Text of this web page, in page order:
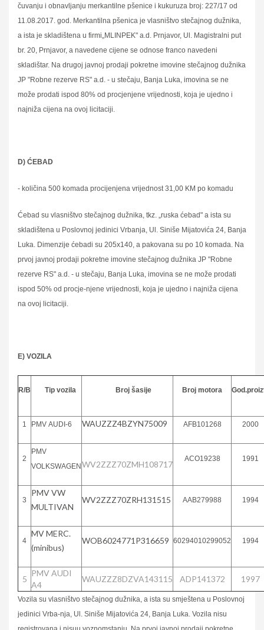
čuvanju i obnavljanju merkantilne pšenice i kukuruza broj: 227/17 od
11.08.2017. god. Merkantilna pšenica je vlasništvo stečajnog dužnika,
a ista je skladištena u firmi„MLINPEK" a.d. Prnjavor, Ul. Magistralni put
br. 20, Prnjavor, a navedene cijene se odnose franco navedeni
skladištar. Na drugoj javnoj prodaji pokretne imovine stečajnog dužnika
JP "Robne rezerve RS" a.d. - u stečaju, Banja Luka, imovina se ne
može prodati ispod 80% od procjenjene vrijednosti, koja je ujedno i
najniža cijena na ovoj licitaciji.
D) ĆEBAD
- količina 500 komada procijenjena vrijednost 31,00 KM po komadu
Ćebad su vlasništvo stečajnog dužnika, tkz. „ruska ćebad" a ista su
skladištena u Poslovnoj jedinici Vrbanja, Ul. Siniše Mijatovića 24, Banja
Luka. Dimenzije ćebadi su 205x140, a pakovana su po 10 komada. Na
prvoj javnoj prodaji pokretne imovine stečajnog dužnika JP "Robne
rezerve RS" a.d. - u stečaju, Banja Luka, imovina se ne može prodati
ispod 50% od procje-njene vrijednosti, koja je ujedno i najniža cijena
na ovoj licitaciji.
Е) VOZILA
R/B Tip vozila Broj šasije Broj motora
1 РМV АUDI-6 WAUZZZ4BZYN75009 AFB101268 2000
2
PMV
VOLKSWAGEN WV2ZZZ70ZMH108717
ACO19238 1991
3
PMV VW
MULTIVAN
WV2ZZZ70ZRH131515 AAB279988 1994
4
MV MERC.
(minibus)
WOB6024771P316659 60294010299052 1994
5
PMV AUDI
A4
WAUZZZ8DZVA143115 ADP141372 1997
Vozila su vlasništvo stečajnog dužnika, a ista su smještena u Poslovnoj
jedinici Vrba-nja, Ul. Siniše Mijatovića 24, Banja Luka. Vozila nisu